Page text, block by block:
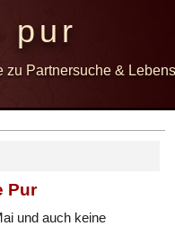
pur
zu Partnersuche &
Pur
und auch keine